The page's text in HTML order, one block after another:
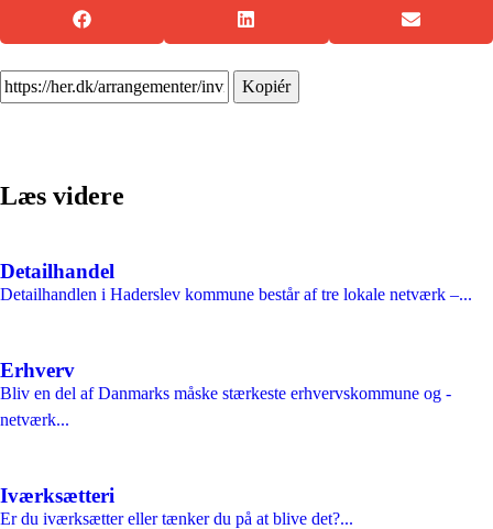
Kopiér
Læs videre
Detailhandel
Detailhandlen i Haderslev kommune består af tre lokale netværk –...
Erhverv
Bliv en del af Danmarks måske stærkeste erhvervskommune og -
netværk...
Iværksætteri
Er du iværksætter eller tænker du på at blive det?...